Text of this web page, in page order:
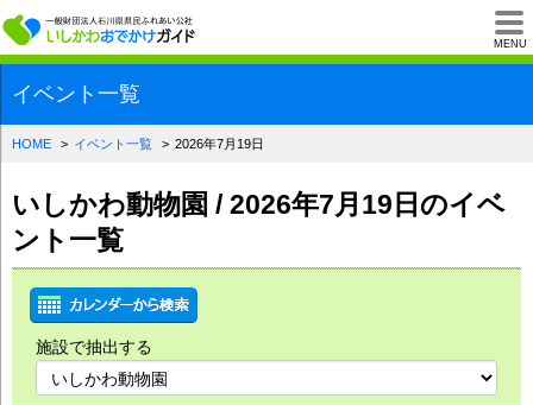
MENU
一般財団法人石川
イベント一覧
HOME イベント一覧 2026年7月19日
いしかわ動物園 / 2026年7月19日のイベ
ント一覧
施設で抽出する